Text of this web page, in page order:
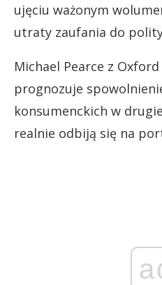
ujęciu ważonym
utraty zaufania do
Michael Pearce z
prognozuje
konsumenckich w
realnie odbiją się na